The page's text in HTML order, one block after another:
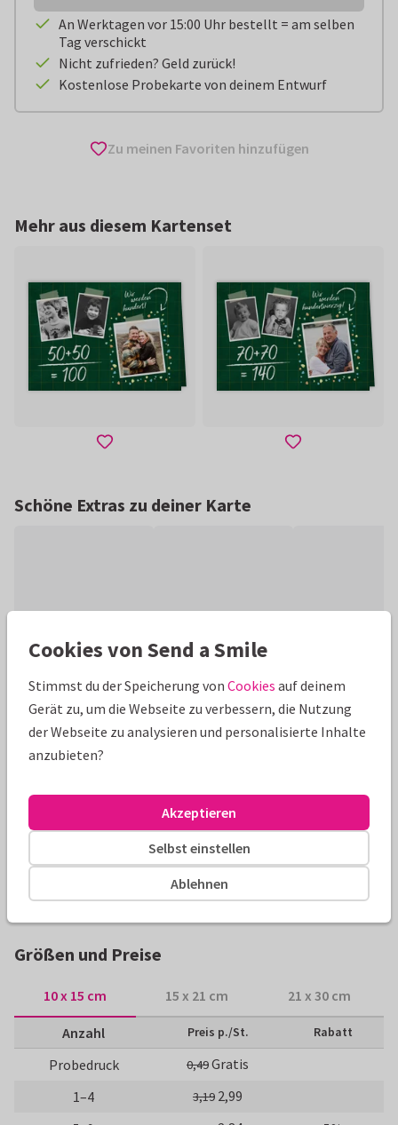
An Werktagen vor 15:00 Uhr bestellt = am selben
Tag verschickt
Nicht zufrieden? Geld zurück!
Kostenlose Probekarte von deinem Entwurf
Zu meinen Favoriten hinzufügen
Mehr aus diesem Kartenset
Schöne Extras zu deiner Karte
Produktinformation
Geburtstag. Mit Platz für zwei Kinderfotos und einem
Alle Karten können nach Wunsch angepasst werden.
Geburtstagseinladungen Kaatje's Design 60.
Größen und Preise
10 x 15 cm 15 x 21 cm 21 x 30 cm
Anzahl Preis p./St. Rabatt
Probedruck 0,49Gratis
1–4
3,19 2,99
Cookies von Send a Smile
Stimmst du der Speicherung von Cookies auf deinem
Gerät zu, um die Webseite zu verbessern, die Nutzung
der Webseite zu analysieren und personalisierte Inhalte
anzubieten?
Ablehnen
Selbst einstellen
Akzeptieren